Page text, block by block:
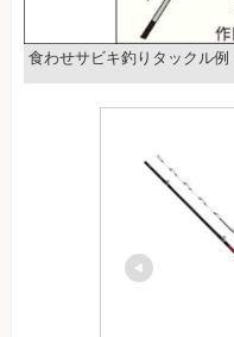
食わせサビキ釣りタックル例